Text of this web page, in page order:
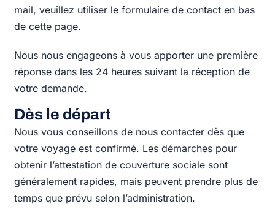
mail, veuillez utiliser le formulaire de contact en bas
de cette page.
Nous nous engageons à vous apporter une première
réponse dans les 24 heures suivant la réception de
votre demande.
Dès le départ
Nous vous conseillons de nous contacter dès que
votre voyage est confirmé. Les démarches pour
obtenir l’attestation de couverture sociale sont
généralement rapides, mais peuvent prendre plus de
temps que prévu selon l’administration.